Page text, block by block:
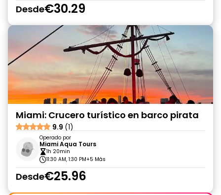
Desde€30.29
Miami: Crucero turístico en barco pirata
9.9 (1)
Operado por
Miami Aqua Tours
1h 20min
11:30 AM, 1:30 PM+5 Más
Desde€25.96